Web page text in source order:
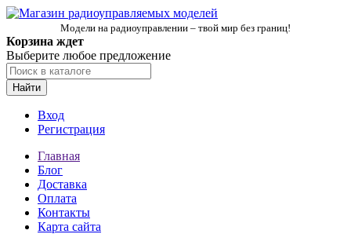
Модели на радиоуправлении – твой мир без границ!
Корзина ждет
Выберите любое предложение
Найти
Вход
Регистрация
Главная
Блог
Доставка
Оплата
Контакты
Карта сайта